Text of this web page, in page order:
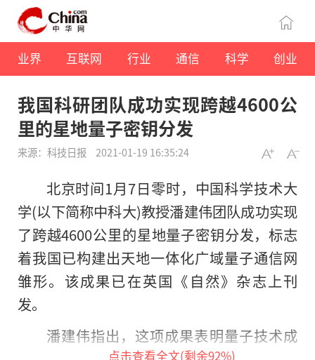
业界 互联网 行业 通信 科学 创业
我国科研团队成功实现跨越4600公
里的星地量子密钥分发
来源：科技日报 2021-01-19 16:35:24
北京时间1月7日零时，中国科学技术大
学(以下简称中科大)教授潘建伟团队成功实现
了跨越4600公里的星地量子密钥分发，标志
着我国已构建出天地一体化广域量子通信网
雏形。该成果已在英国《自然》杂志上刊
发。
潘建伟指出，这项成果表明量子技术成
点击查看全文(剩余92%)